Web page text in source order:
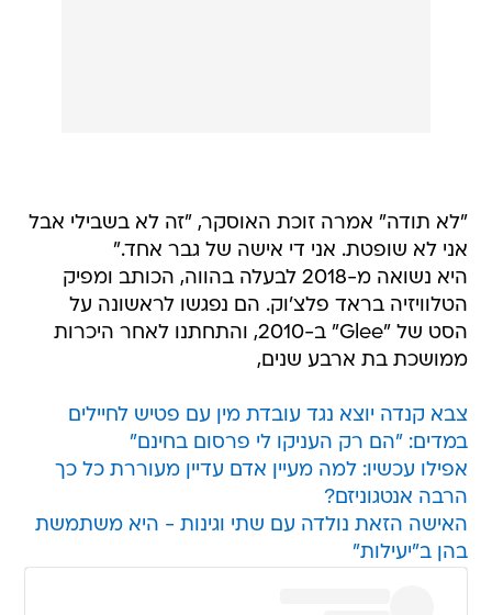
"לא תודה" אמרה זוכת האוסקר, "זה לא בשבילי אבל
אני לא שופטת. אני די אישה של גבר אחד."
היא נשואה מ-2018 לבעלה בהווה, הכותב ומפיק
הטלוויזיה בראד פלצ'וק. הם נפגשו לראשונה על
הסט של "Glee" ב-2010, והתחתנו לאחר היכרות
ממושכת בת ארבע שנים,
צבא קנדה יוצא נגד עובדת מין עם פטיש לחיילים
במדים: "הם רק העניקו לי פרסום בחינם"
אפילו עכשיו: למה מעיין אדם עדיין מעוררת כל כך
הרבה אנטגוניזם?
האישה הזאת נולדה עם שתי וגינות - היא משתמשת
בהן ב"יעילות"